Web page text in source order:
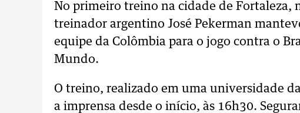
No primeiro treino na cidade de Fortaleza,
treinador argentino José Pekerman
equipe da Colômbia para o jogo contra o
Mundo.
O treino, realizado em uma universidade
a imprensa desde o início, às 16h30.